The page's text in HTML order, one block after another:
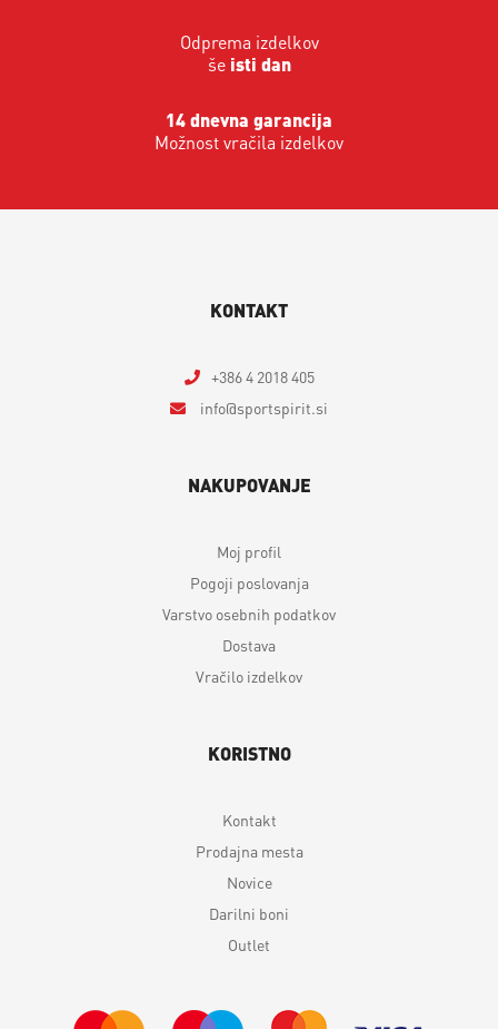
Odprema izdelkov
še isti dan
14 dnevna garancija
Možnost vračila izdelkov
KONTAKT
+386 4 2018 405
info
sportspirit.si
NAKUPOVANJE
Moj profil
Pogoji poslovanja
Varstvo osebnih podatkov
Dostava
Vračilo izdelkov
KORISTNO
Kontakt
Prodajna mesta
Novice
Darilni boni
Outlet